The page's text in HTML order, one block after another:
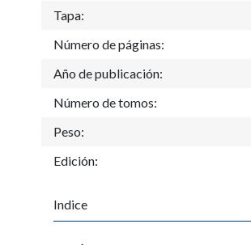
Tapa:
Número de páginas:
Año de publicación:
Número de tomos:
Peso:
Edición:
Indice